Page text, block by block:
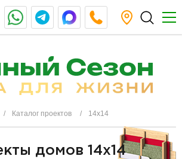
Каталог проектов 14х14
домов 14x14